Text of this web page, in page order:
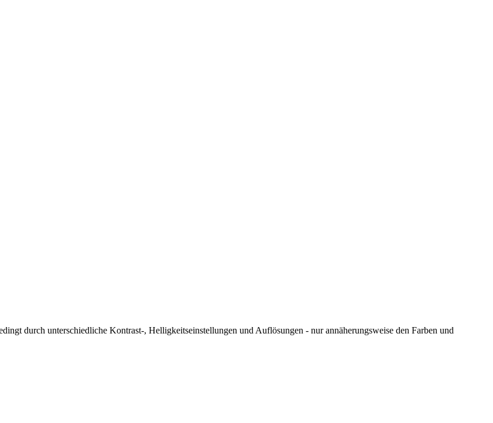
durch unterschiedliche Kontrast-, Helligkeitseinstellungen und Auflösungen - nur annäherungsweise den Farben und